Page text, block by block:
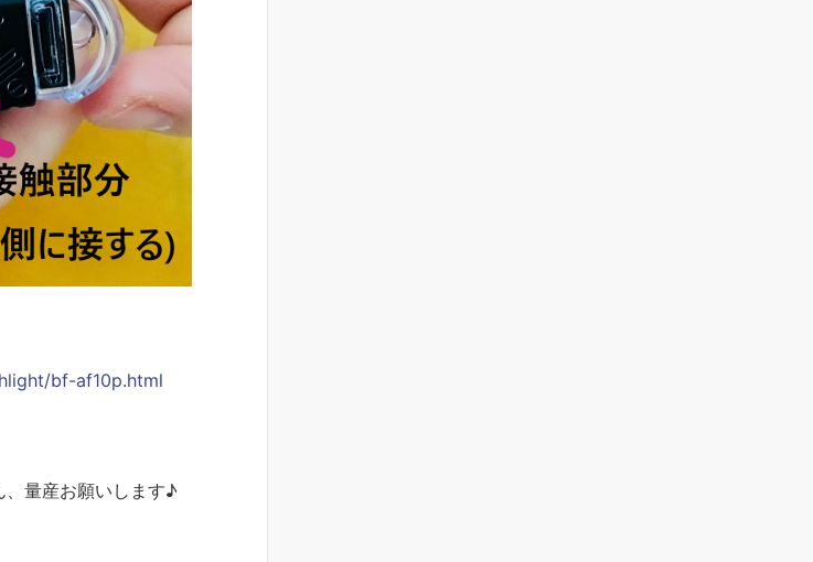
bf-af10p.html
、量産お願いします♪